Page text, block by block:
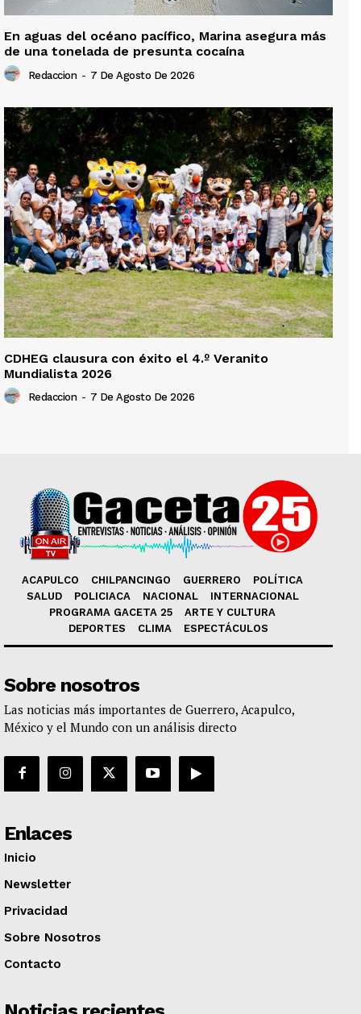
En aguas del océano pacífico, Marina asegura más
de una tonelada de presunta cocaína
Redaccion - 7 De Agosto De 2026
CDHEG clausura con éxito el 4.º Veranito
Mundialista 2026
Redaccion - 7 De Agosto De 2026
ACAPULCO CHILPANCINGO GUERRERO
POLÍTICA
SALUD
POLICIACA NACIONAL
INTERNACIONAL
PROGRAMA GACETA 25
ARTE Y CULTURA
DEPORTES
CLIMA ESPECTÁCULOS
Sobre nosotros
Las noticias más importantes de Guerrero, Acapulco,
México y el Mundo con un análisis directo
Enlaces
Inicio
Newsletter
Privacidad
Sobre Nosotros
Contacto